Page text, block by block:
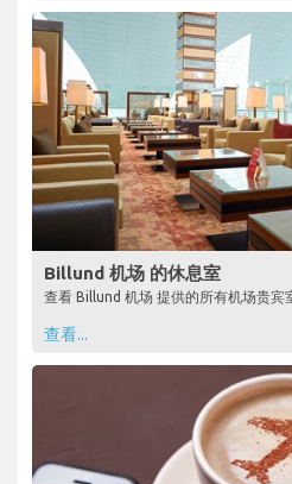
Billund 机场 的休息室
查看 Billund 机场 提供的所有机场贵宾
查看...